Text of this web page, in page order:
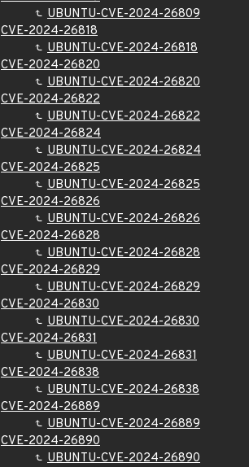
UBUNTU-CVE-2024-26809
CVE-2024-26818
UBUNTU-CVE-2024-26818
CVE-2024-26820
UBUNTU-CVE-2024-26820
CVE-2024-26822
UBUNTU-CVE-2024-26822
CVE-2024-26824
UBUNTU-CVE-2024-26824
CVE-2024-26825
UBUNTU-CVE-2024-26825
CVE-2024-26826
UBUNTU-CVE-2024-26826
CVE-2024-26828
UBUNTU-CVE-2024-26828
CVE-2024-26829
UBUNTU-CVE-2024-26829
CVE-2024-26830
UBUNTU-CVE-2024-26830
CVE-2024-26831
UBUNTU-CVE-2024-26831
CVE-2024-26838
UBUNTU-CVE-2024-26838
CVE-2024-26889
UBUNTU-CVE-2024-26889
CVE-2024-26890
UBUNTU-CVE-2024-26890